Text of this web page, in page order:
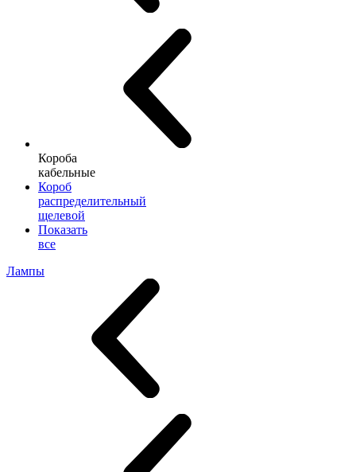
Короба
кабельные
Короб
распределительный
щелевой
Показать
все
Лампы